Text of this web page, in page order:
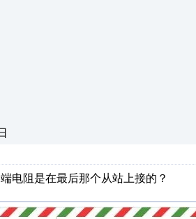
电阻是在最后那个从站上接的？